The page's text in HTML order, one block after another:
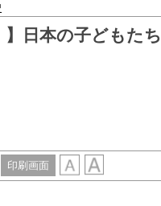
】日本の子どもた
印刷画面